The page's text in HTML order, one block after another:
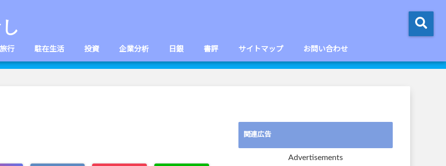
旅行 駐在生活 投資 企業分析 日銀 書評 サイトマップ お問い合わせ
関連広告
Advertisements